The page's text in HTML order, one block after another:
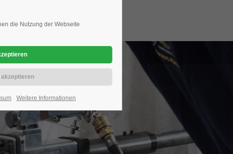
die Nutzung der Webseite
Weitere Informationen